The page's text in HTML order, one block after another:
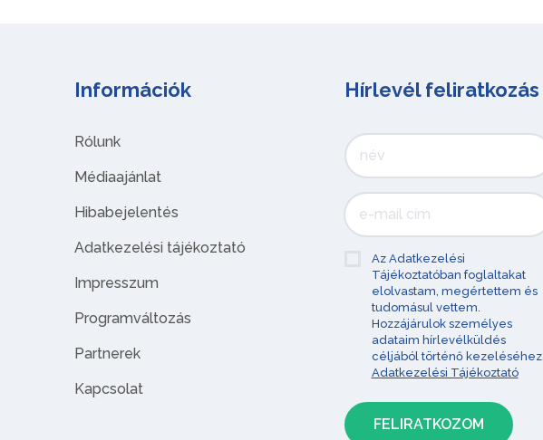
Információk
Rólunk
Médiaajánlat
Hibabejelentés
Adatkezelési tájékoztató
Impresszum
Programváltozás
Partnerek
Kapcsolat
Hírlevél feliratkozás
Az Adatkezelési
Tájékoztatóban foglaltakat
elolvastam, megértettem és
tudomásul vettem.
Hozzájárulok személyes
adataim hírlevélküldés
céljából történő kezeléséhez.
Adatkezelési Tájékoztató